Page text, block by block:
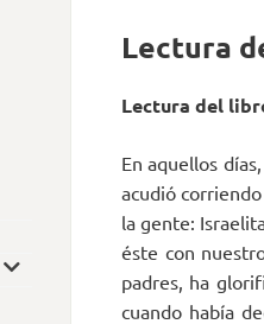
Lectura
Lectura del
En aquellos
acudió
la gente:
éste con
padres, ha
cuando había